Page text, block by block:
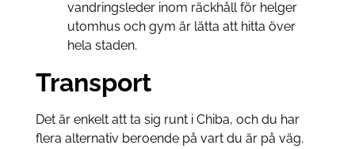
vandringsleder inom räckhåll för helger
utomhus och gym är lätta att hitta över
hela staden.
Transport
Det är enkelt att ta sig runt i Chiba, och du har
flera alternativ beroende på vart du är på väg.